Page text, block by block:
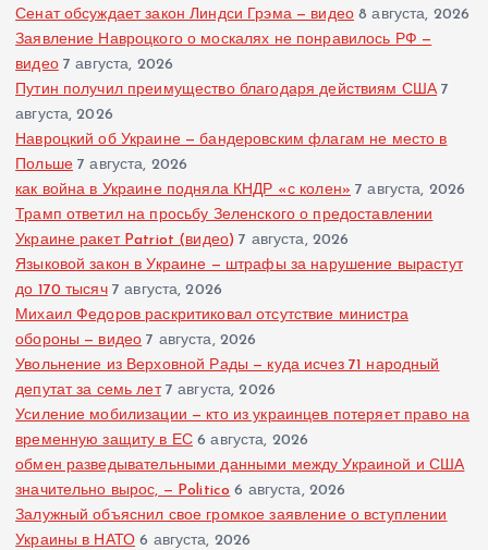
Сенат обсуждает закон Линдси Грэма — видео 8 августа, 2026
Заявление Навроцкого о москалях не понравилось РФ —
видео 7 августа, 2026
Путин получил преимущество благодаря действиям США 7
августа, 2026
Навроцкий об Украине — бандеровским флагам не место в
Польше 7 августа, 2026
как война в Украине подняла КНДР «с колен» 7 августа, 2026
Трамп ответил на просьбу Зеленского о предоставлении
Украине ракет Patriot (видео) 7 августа, 2026
Языковой закон в Украине — штрафы за нарушение вырастут
до 170 тысяч 7 августа, 2026
Михаил Федоров раскритиковал отсутствие министра
обороны — видео 7 августа, 2026
Увольнение из Верховной Рады — куда исчез 71 народный
депутат за семь лет 7 августа, 2026
Усиление мобилизации — кто из украинцев потеряет право на
временную защиту в ЕС 6 августа, 2026
обмен разведывательными данными между Украиной и США
значительно вырос, — Politico 6 августа, 2026
Залужный объяснил свое громкое заявление о вступлении
Украины в НАТО 6 августа, 2026